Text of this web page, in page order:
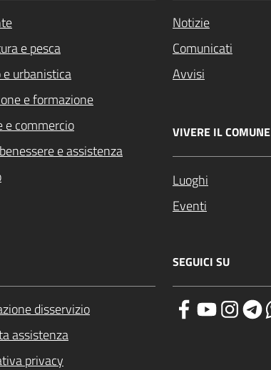
e pesca
urbanistica
e formazione
e commercio
e assistenza
Notizie
Comunicati
Avvisi
VIVERE IL COMUNE
Luoghi
Eventi
disservizio
assistenza
privacy
SEGUICI SU